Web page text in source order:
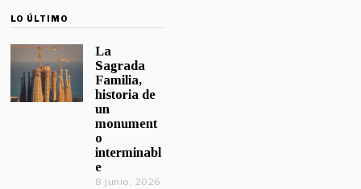
LO ÚLTIMO
La
Sagrada
Familia,
historia de
un
monument
o
interminabl
e
8 junio, 2026